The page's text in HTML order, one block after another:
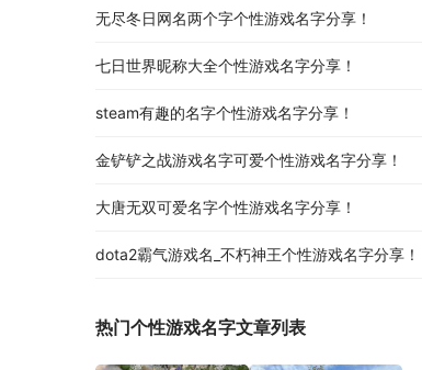
无尽冬日网名两个字个性游戏名字分享！
七日世界昵称大全个性游戏名字分享！
steam有趣的名字个性游戏名字分享！
金铲铲之战游戏名字可爱个性游戏名字分享！
大唐无双可爱名字个性游戏名字分享！
dota2霸气游戏名_不朽神王个性游戏名字分享！
热门个性游戏名字文章列表